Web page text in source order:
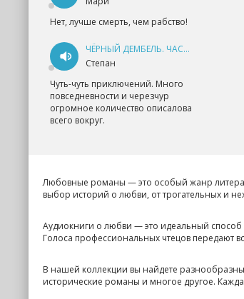
Нет, лучше смерть, чем рабство!
ЧЁРНЫЙ ДЕМБЕЛЬ. ЧАСТЬ 1 - АНДРЕЙ ФЕДИН
Степан
Чуть-чуть приключений. Много
повседневности и черезчур
огромное количество описалова
всего вокруг.
Любовные романы — это особый жанр
выбор историй о любви, от трогательных и
Аудиокниги о любви — это идеальный
Голоса профессиональных чтецов передают
В нашей коллекции вы найдете
исторические романы и многое другое.